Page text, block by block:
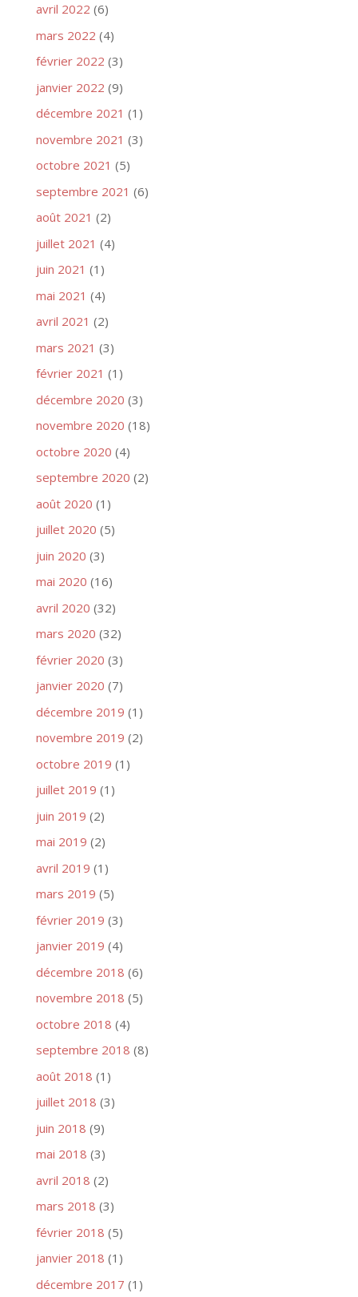
avril 2022 (6)
mars 2022 (4)
février 2022 (3)
janvier 2022 (9)
décembre 2021 (1)
novembre 2021 (3)
octobre 2021 (5)
septembre 2021 (6)
août 2021 (2)
juillet 2021 (4)
juin 2021 (1)
mai 2021 (4)
avril 2021 (2)
mars 2021 (3)
février 2021 (1)
décembre 2020 (3)
novembre 2020 (18)
octobre 2020 (4)
septembre 2020 (2)
août 2020 (1)
juillet 2020 (5)
juin 2020 (3)
mai 2020 (16)
avril 2020 (32)
mars 2020 (32)
février 2020 (3)
janvier 2020 (7)
décembre 2019 (1)
novembre 2019 (2)
octobre 2019 (1)
juillet 2019 (1)
juin 2019 (2)
mai 2019 (2)
avril 2019 (1)
mars 2019 (5)
février 2019 (3)
janvier 2019 (4)
décembre 2018 (6)
novembre 2018 (5)
octobre 2018 (4)
septembre 2018 (8)
août 2018 (1)
juillet 2018 (3)
juin 2018 (9)
mai 2018 (3)
avril 2018 (2)
mars 2018 (3)
février 2018 (5)
janvier 2018 (1)
décembre 2017 (1)